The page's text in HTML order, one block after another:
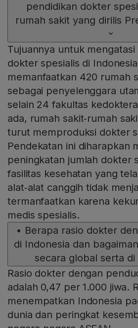
pendidikan dokter
rumah sakit yang dirilis
Tujuannya untuk
dokter spesialis di
memanfaatkan 420 rumah
sebagai penyelenggara
selain 24 fakultas
ada, rumah sakit‑rumah
turut memproduksi dokter
Pendekatan ini diharapkan
peningkatan jumlah dokter
fasilitas kesehatan yang
alat‑alat canggih tidak
termanfaatkan karena
medis spesialis.
• Berapa rasio dokter
di Indonesia dan
secara global serta di
Rasio dokter dengan
adalah 0,47 per 1.000 jiwa.
menempatkan Indonesia
dunia dan peringkat